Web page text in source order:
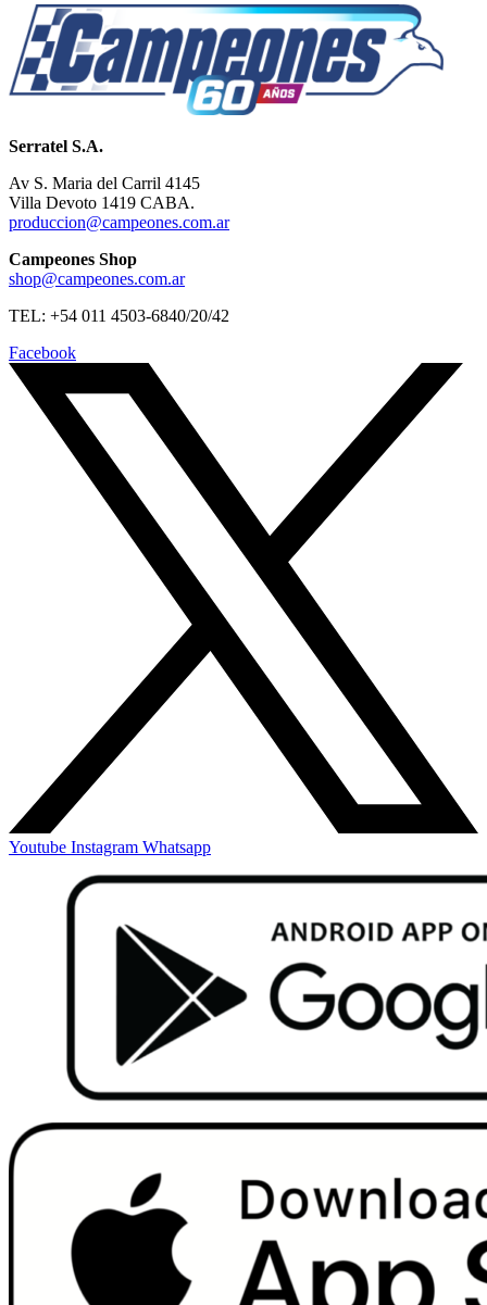
Serratel S.A.
Av S. Maria del Carril 4145
Villa Devoto 1419 CABA.
produccion@campeones.com.ar
Campeones Shop
shop@campeones.com.ar
TEL: +54 011 4503-6840/20/42
Facebook
Youtube Instagram Whatsapp